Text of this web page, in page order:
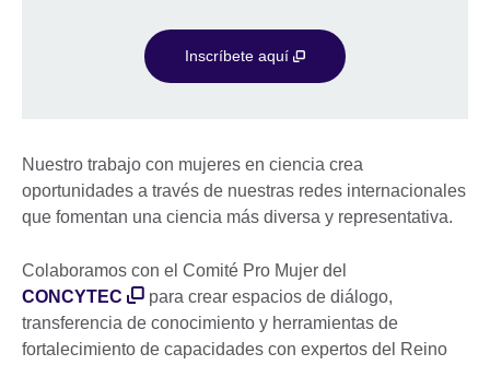
Inscríbete aquí
Nuestro trabajo con mujeres en ciencia crea
oportunidades a través de nuestras redes internacionales
que fomentan una ciencia más diversa y representativa.
Colaboramos con el Comité Pro Mujer del
CONCYTEC
para crear espacios de diálogo,
transferencia de conocimiento y herramientas de
fortalecimiento de capacidades con expertos del Reino